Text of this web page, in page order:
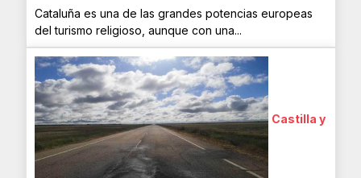
Cataluña es una de las grandes potencias europeas
del turismo religioso, aunque con una...
Castilla y